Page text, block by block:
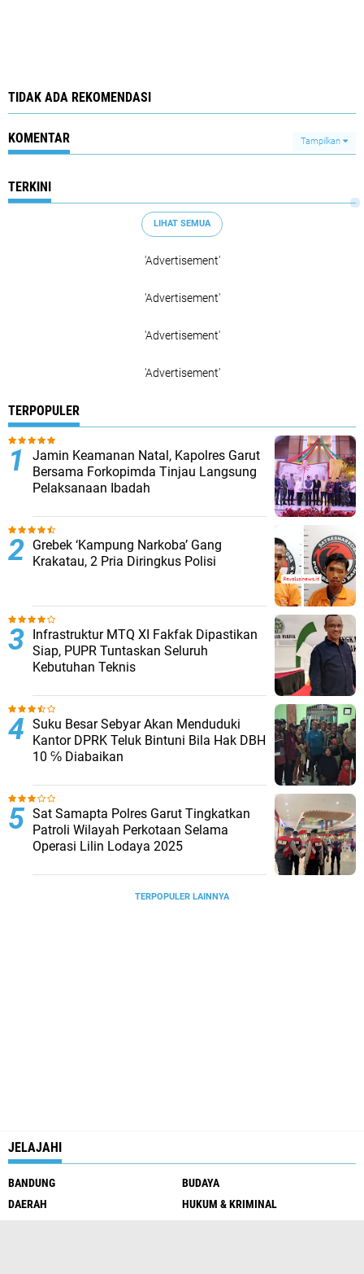
TIDAK ADA REKOMENDASI
KOMENTAR Tampilkan
TERKINI
LIHAT SEMUA
'Advertisement'
'Advertisement'
'Advertisement'
'Advertisement'
TERPOPULER
Jamin Keamanan Natal, Kapolres Garut
Bersama Forkopimda Tinjau Langsung
Pelaksanaan Ibadah
Grebek ‘Kampung Narkoba’ Gang
Krakatau, 2 Pria Diringkus Polisi
Infrastruktur MTQ XI Fakfak Dipastikan
Siap, PUPR Tuntaskan Seluruh
Kebutuhan Teknis
Suku Besar Sebyar Akan Menduduki
Kantor DPRK Teluk Bintuni Bila Hak DBH
10 ℅ Diabaikan
Sat Samapta Polres Garut Tingkatkan
Patroli Wilayah Perkotaan Selama
Operasi Lilin Lodaya 2025
TERPOPULER LAINNYA
JELAJAHI
BANDUNG
BUDAYA
DAERAH
HUKUM & KRIMINAL